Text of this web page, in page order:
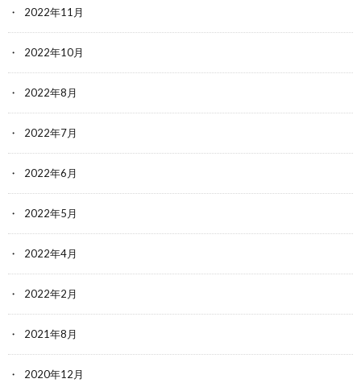
2022年11月
2022年10月
2022年8月
2022年7月
2022年6月
2022年5月
2022年4月
2022年2月
2021年8月
2020年12月